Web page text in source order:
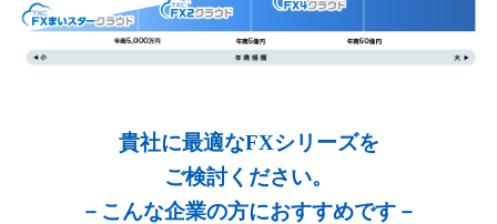
貴社に最適なFXシリーズを
ご検討ください。
－こんな企業の方におすすめです－